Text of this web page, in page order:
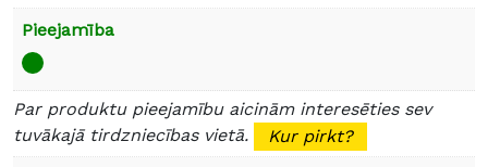
Pieejamība
Par produktu pieejamību aicinām interesēties sev
tuvākajā tirdzniecības vietā.
Kur pirkt?